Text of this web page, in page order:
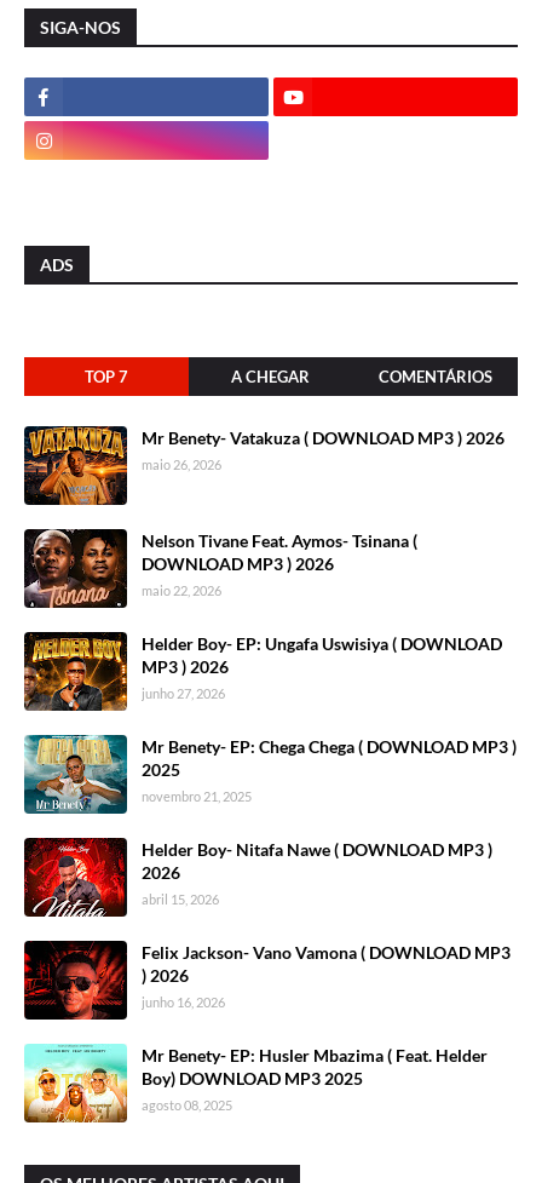
SIGA-NOS
ADS
TOP 7 A CHEGAR COMENTÁRIOS
Mr Benety- Vatakuza ( DOWNLOAD MP3 ) 2026
maio 26, 2026
Nelson Tivane Feat. Aymos- Tsinana (
DOWNLOAD MP3 ) 2026
maio 22, 2026
Helder Boy- EP: Ungafa Uswisiya ( DOWNLOAD
MP3 ) 2026
junho 27, 2026
Mr Benety- EP: Chega Chega ( DOWNLOAD MP3 )
2025
novembro 21, 2025
Helder Boy- Nitafa Nawe ( DOWNLOAD MP3 )
2026
abril 15, 2026
Felix Jackson- Vano Vamona ( DOWNLOAD MP3
) 2026
junho 16, 2026
Mr Benety- EP: Husler Mbazima ( Feat. Helder
Boy) DOWNLOAD MP3 2025
agosto 08, 2025